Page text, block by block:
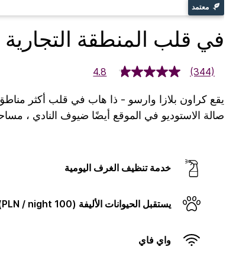
معتمد
في قلب المنطقة
4.8 (344)
صالة الاستوديو في الموقع أيضًا ضيوف النادي ،
خدمة تنظيف الغرف اليومية
يستقبل الحيوانات الأليفة (100 PLN / night)
واي فاي